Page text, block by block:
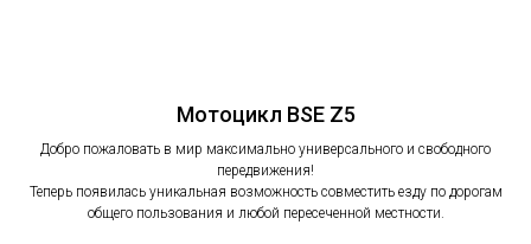
Мотоцикл BSE Z5
Добро пожаловать в мир максимально универсального и свободного
передвижения!
Теперь появилась уникальная возможность совместить езду по дорогам
общего пользования и любой пересеченной местности.